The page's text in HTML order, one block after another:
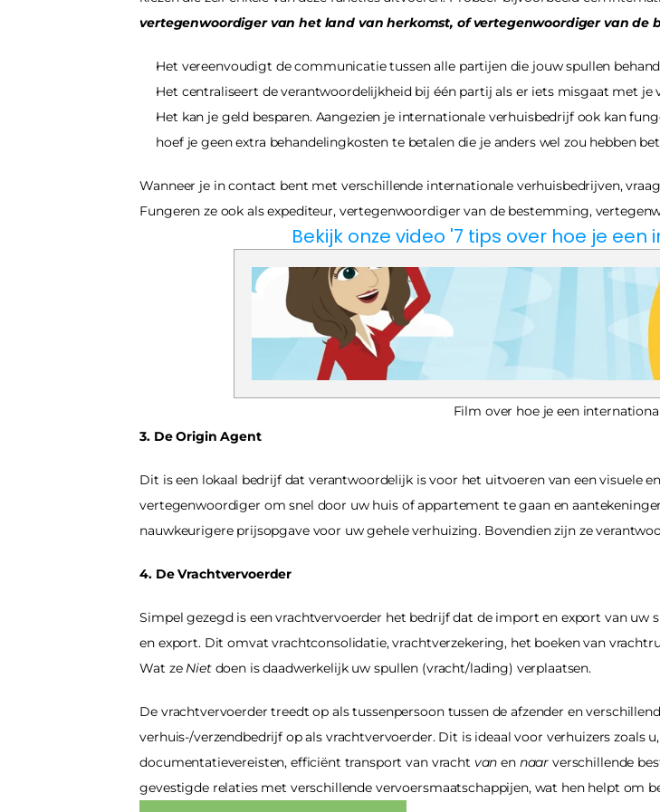
vertegenwoordiger van het land van herkomst, of vertegenwoordiger van de
Het vereenvoudigt de communicatie tussen alle partijen die jouw spullen
Het centraliseert de verantwoordelijkheid bij één partij als er iets misgaat met je
Het kan je geld besparen. Aangezien je internationale verhuisbedrijf ook kan
hoef je geen extra behandelingkosten te betalen die je anders wel zou hebben
Wanneer je in contact bent met verschillende internationale verhuisbedrijven,
Fungeren ze ook als expediteur, vertegenwoordiger van de bestemming,
Bekijk onze video '7 tips over hoe je
Film over hoe je een
3. De Origin Agent
Dit is een lokaal bedrijf dat verantwoordelijk is voor het uitvoeren van een visuele
vertegenwoordiger om snel door uw huis of appartement te gaan en
nauwkeurigere prijsopgave voor uw gehele verhuizing. Bovendien zijn ze
4. De Vrachtvervoerder
Simpel gezegd is een vrachtvervoerder het bedrijf dat de import en export van
en export. Dit omvat vrachtconsolidatie, vrachtverzekering, het boeken van
Wat ze Niet doen is daadwerkelijk uw spullen (vracht/lading) verplaatsen.
De vrachtvervoerder treedt op als tussenpersoon tussen de afzender en
verhuis-/verzendbedrijf op als vrachtvervoerder. Dit is ideaal voor verhuizers zoals
documentatievereisten, efficiënt transport van vracht van en naar verschillende
gevestigde relaties met verschillende vervoersmaatschappijen, wat hen helpt om